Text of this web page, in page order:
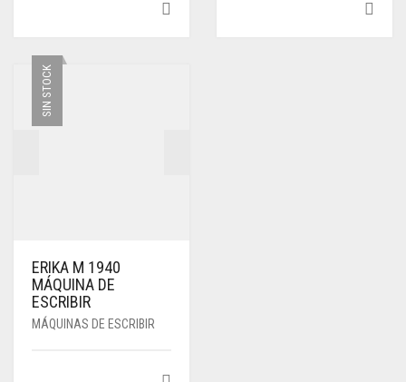
SIN STOCK
ERIKA M 1940
MÁQUINA DE
ESCRIBIR
MÁQUINAS DE ESCRIBIR